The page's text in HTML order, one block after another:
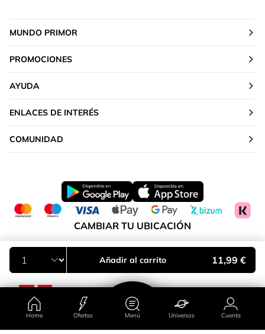
Home Ofertas Menú Universos Cuenta
Añadir al carrito 11,99 €
MUNDO PRIMOR
PROMOCIONES
AYUDA
ENLACES DE INTERÉS
COMUNIDAD
CAMBIAR TU UBICACIÓN
Península y Baleares